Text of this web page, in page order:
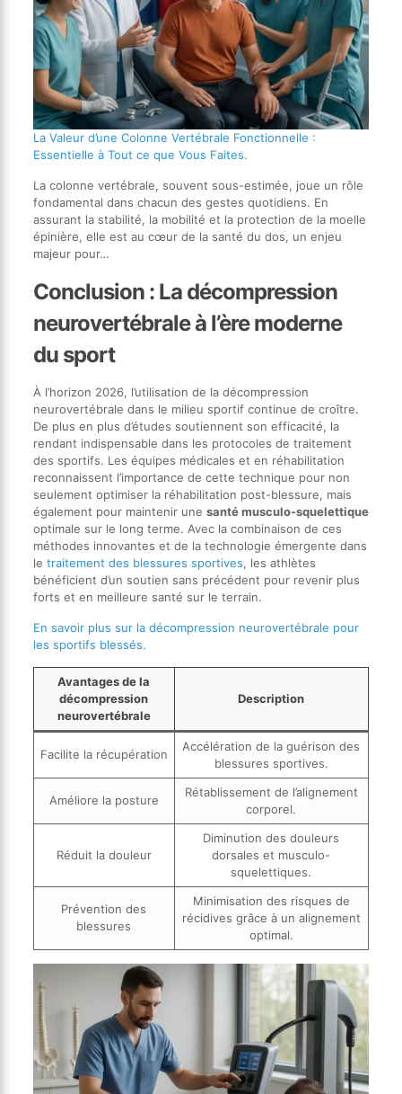
La Valeur d’une Colonne Vertébrale Fonctionnelle :
Essentielle à Tout ce que Vous Faites.
La colonne vertébrale, souvent sous-estimée, joue un rôle
fondamental dans chacun des gestes quotidiens. En
assurant la stabilité, la mobilité et la protection de la moelle
épinière, elle est au cœur de la santé du dos, un enjeu
majeur pour…
Conclusion : La décompression
neurovertébrale à l’ère moderne
du sport
À l’horizon 2026, l’utilisation de la décompression
neurovertébrale dans le milieu sportif continue de croître.
De plus en plus d’études soutiennent son efficacité, la
rendant indispensable dans les protocoles de traitement
des sportifs. Les équipes médicales et en réhabilitation
reconnaissent l’importance de cette technique pour non
seulement optimiser la réhabilitation post-blessure, mais
également pour maintenir une santé musculo-squelettique
optimale sur le long terme. Avec la combinaison de ces
méthodes innovantes et de la technologie émergente dans
le traitement des blessures sportives, les athlètes
bénéficient d’un soutien sans précédent pour revenir plus
forts et en meilleure santé sur le terrain.
En savoir plus sur la décompression neurovertébrale pour
les sportifs blessés.
Avantages de la
décompression
neurovertébrale
Description
Facilite la récupération
Accélération de la guérison des
blessures sportives.
Améliore la posture
Rétablissement de l’alignement
corporel.
Réduit la douleur
Diminution des douleurs
dorsales et musculo-
squelettiques.
Prévention des
blessures
Minimisation des risques de
récidives grâce à un alignement
optimal.